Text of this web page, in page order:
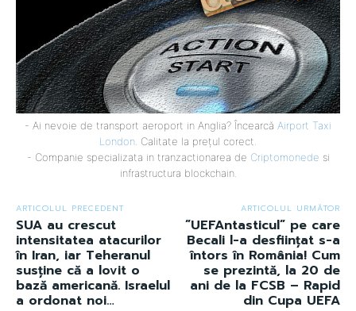
- Ai nevoie de transport aeroport in Anglia? Încearcă Airport Taxi
London . Calitate la prețul corect.
- Companie specializata in tranzactionarea de Criptomonede si
infrastructura blockchain.
ARTICOLUL PRECEDENT
SUA au crescut
intensitatea atacurilor
în Iran, iar Teheranul
susține că a lovit o
bază americană. Israelul
a ordonat noi…
ARTICOLUL URMĂTOR
”UEFAntasticul” pe care
Becali l-a desființat s-a
întors în România! Cum
se prezintă, la 20 de
ani de la FCSB – Rapid
din Cupa UEFA